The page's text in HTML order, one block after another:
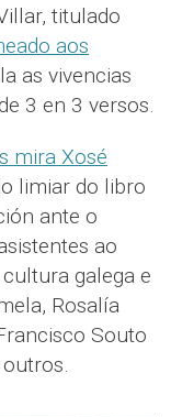
titulado
aos
as vivencias
3 en 3 versos.
mira Xosé
limiar do libro
ante o
ao
galega e
Rosalía
Souto